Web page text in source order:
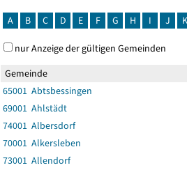
A B C D E F G H I J K
nur Anzeige der gültigen Gemeinden
Gemeinde
65001 Abtsbessingen
69001 Ahlstädt
74001 Albersdorf
70001 Alkersleben
73001 Allendorf